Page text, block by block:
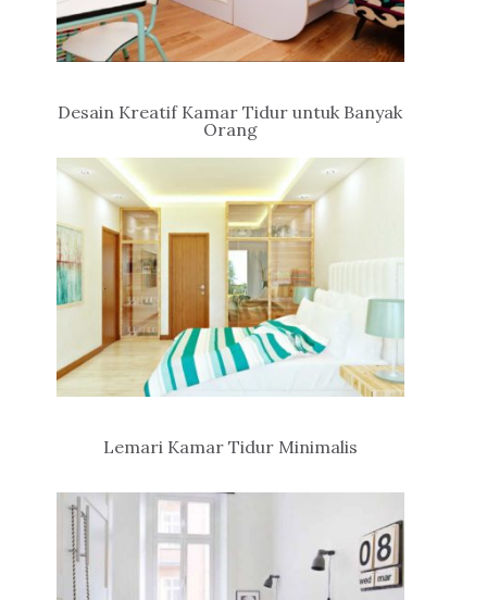
Desain Kreatif Kamar Tidur untuk Banyak
Orang
Lemari Kamar Tidur Minimalis